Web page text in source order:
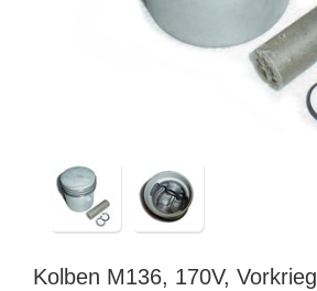
Kolben M136, 170V, Vorkrieg